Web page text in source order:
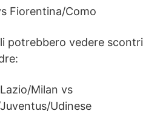
Fiorentina/Como
potrebbero vedere scontri
Milan vs
Udinese